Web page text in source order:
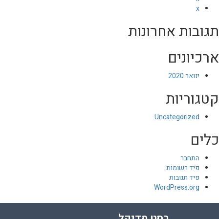
x
תגובות אחרונות
ארכיונים
ינואר 2020
קטגוריות
Uncategorized
כלים
התחבר
פיד רשומות
פיד תגובות
WordPress.org